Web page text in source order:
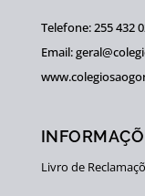
Telefone: 255 432
Email:
Livro de